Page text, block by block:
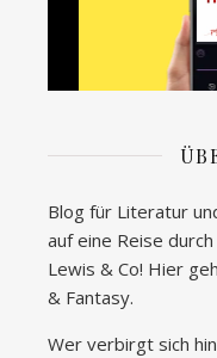
Blog für Literatur
auf eine Reise
Lewis & Co! Hier
& Fantasy.
Wer verbirgt sich